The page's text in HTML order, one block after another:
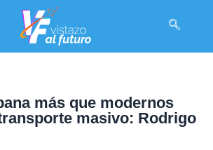
más que modernos
masivo: Rodrigo